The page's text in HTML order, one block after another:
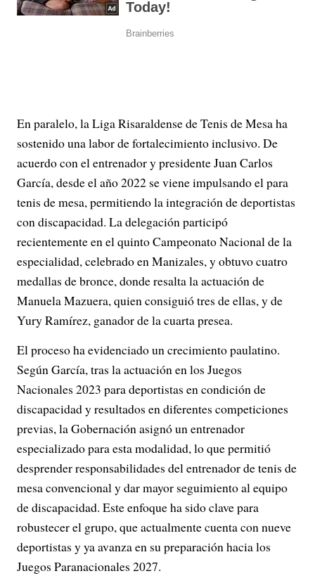
En paralelo, la Liga Risaraldense de Tenis de Mesa ha
sostenido una labor de fortalecimiento inclusivo. De
acuerdo con el entrenador y presidente Juan Carlos
García, desde el año 2022 se viene impulsando el para
tenis de mesa, permitiendo la integración de deportistas
con discapacidad. La delegación participó
recientemente en el quinto Campeonato Nacional de la
especialidad, celebrado en Manizales, y obtuvo cuatro
medallas de bronce, donde resalta la actuación de
Manuela Mazuera, quien consiguió tres de ellas, y de
Yury Ramírez, ganador de la cuarta presea.
El proceso ha evidenciado un crecimiento paulatino.
Según García, tras la actuación en los Juegos
Nacionales 2023 para deportistas en condición de
discapacidad y resultados en diferentes competiciones
previas, la Gobernación asignó un entrenador
especializado para esta modalidad, lo que permitió
desprender responsabilidades del entrenador de tenis de
mesa convencional y dar mayor seguimiento al equipo
de discapacidad. Este enfoque ha sido clave para
robustecer el grupo, que actualmente cuenta con nueve
deportistas y ya avanza en su preparación hacia los
Juegos Paranacionales 2027.